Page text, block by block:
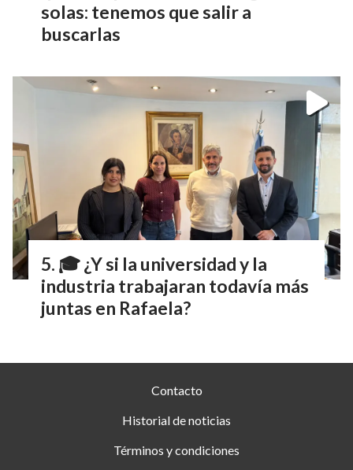
solas: tenemos que salir a
buscarlas
🎓 ¿Y si la universidad y la
industria trabajaran todavía más
juntas en Rafaela?
Contacto
Historial de noticias
Términos y condiciones